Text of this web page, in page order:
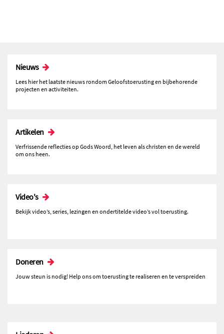
Nieuws
Lees hier het laatste nieuws rondom Geloofstoerusting en bijbehorende
projecten en activiteiten.
Artikelen
Verfrissende reflecties op Gods Woord, het leven als christen en de wereld
om ons heen.
Video's
Bekijk video’s, series, lezingen en ondertitelde video’s vol toerusting.
Doneren
Jouw steun is nodig! Help ons om toerusting te realiseren en te verspreiden